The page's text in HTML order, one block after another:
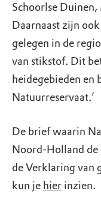
Schoorlse
Daarnaast zijn
gelegen in de
van stikstof. Dit
heidegebieden en
Natuurreservaat.’
De brief waarin
Noord-Holland de
de Verklaring van
kun je hier inzien.